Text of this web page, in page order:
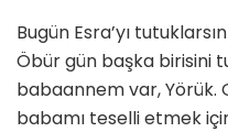
Bugün Esra’yı
Öbür gün başka birisini
babaannem var, Yörük.
babamı teselli etmek için